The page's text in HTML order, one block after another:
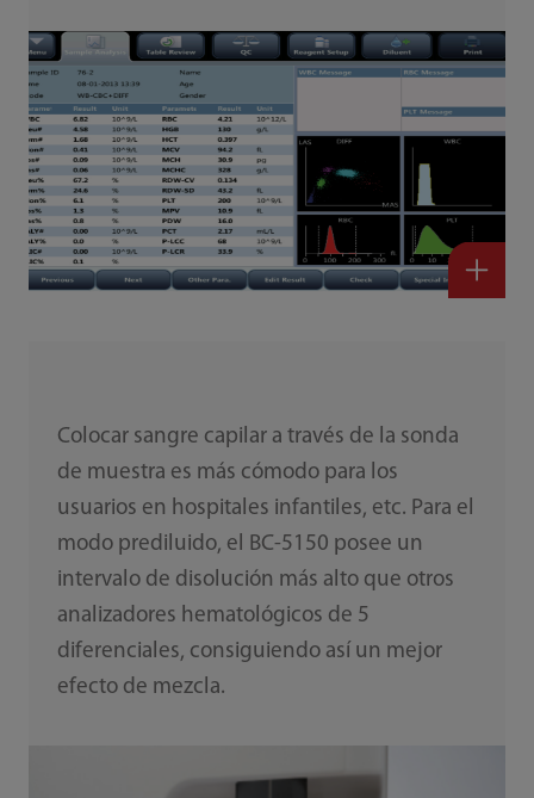
Colocar sangre capilar a través de la sonda
de muestra es más cómodo para los
usuarios en hospitales infantiles, etc. Para el
modo prediluido, el BC-5150 posee un
intervalo de disolución más alto que otros
analizadores hematológicos de 5
diferenciales, consiguiendo así un mejor
efecto de mezcla.